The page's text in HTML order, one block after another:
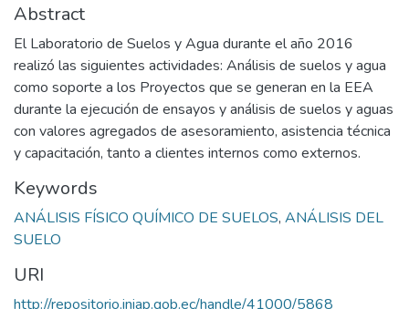
Abstract
El Laboratorio de Suelos y Agua durante el año 2016
realizó las siguientes actividades: Análisis de suelos y agua
como soporte a los Proyectos que se generan en la EEA
durante la ejecución de ensayos y análisis de suelos y aguas
con valores agregados de asesoramiento, asistencia técnica
y capacitación, tanto a clientes internos como externos.
Keywords
ANÁLISIS FÍSICO QUÍMICO DE SUELOS, ANÁLISIS DEL
SUELO
URI
http://repositorio.iniap.gob.ec/handle/41000/5868